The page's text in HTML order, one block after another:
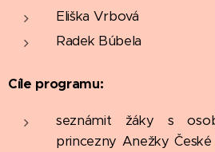
Eliška Vrbová
Radek Búbela
Cíle programu:
seznámit žáky s
princezny Anežky